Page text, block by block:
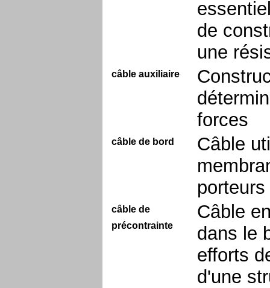
de
une
câble auxiliaire
forces
câble de bord
Câble
câble de
précontrainte
Câble
dans le
efforts
d'une